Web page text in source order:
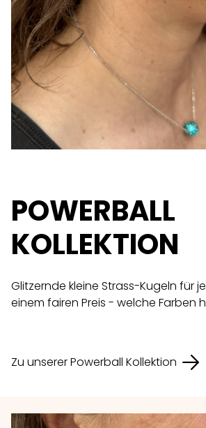
POWERBALL
KOLLEKTION
Glitzernde kleine Strass-Kugeln für
einem fairen Preis - welche Farben
Zu unserer Powerball Kollektion